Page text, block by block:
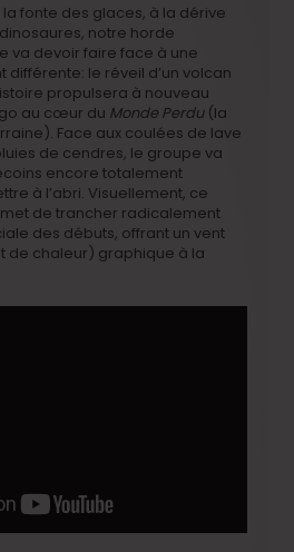
fonte des glaces, à la dérive
notre horde
va devoir faire face à une
le réveil d’un volcan
propulsera à nouveau
au cœur du Monde Perdu(la
Face aux coulées de lave
de cendres, le groupe va
encore totalement
à l’abri. Visuellement, ce
de trancher radicalement
des débuts, offrant un vent
de chaleur) graphique à la